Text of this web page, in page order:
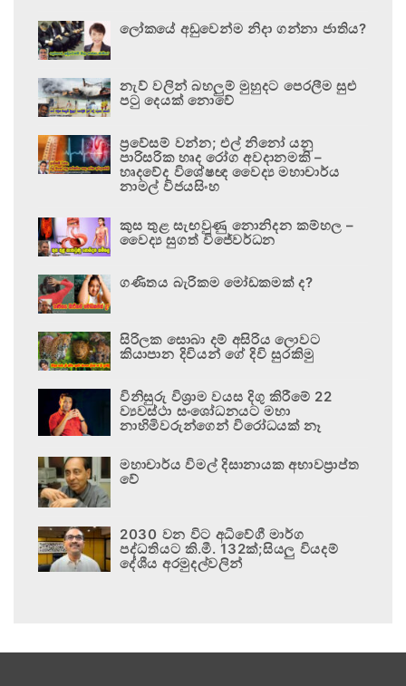
ලෝකයේ අඩුවෙන්ම නිදා ගන්නා ජාතිය?
නැව් වලින් බහලුම් මුහුදට පෙරලීම සුළු
පටු දෙයක් නොවේ
ප්‍රවේසම් වන්න; එල් නිනෝ යනු
පාරිසරික හෘද රෝග අවදානමකි –
හෘදවේද විශේෂඥ වෛද්‍ය මහාචාර්ය
නාමල් විජයසිංහ
කුස තුළ සැඟවුණු නොනිදන කම්හල –
වෛද්‍ය සුගත් විජේවර්ධන
ගණිතය බැරිකම මෝඩකමක් ද?
සිරිලක සොබා දම් අසිරිය ලොවට
කියාපාන දිවියන් ගේ දිවි සුරකිමු
විනිසුරු විශ්‍රාම වයස දිගු කිරීමේ 22
ව්‍යවස්ථා සංශෝධනයට මහා
නාහිමිවරුන්ගෙන් විරෝධයක් නෑ
මහාචාර්ය විමල් දිසානායක අභාවප්‍රාප්ත
වේ
2030 වන විට අධිවේගී මාර්ග
පද්ධතියට කි.මී. 132ක්;සියලු වියදම්
දේශීය අරමුදල්වලින්